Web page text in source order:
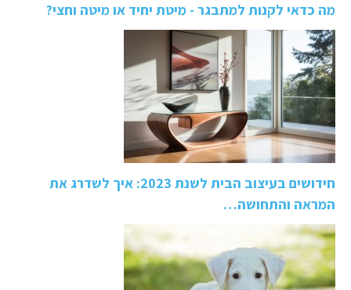
מה כדאי לקנות למתבגר - מיטת יחיד או מיטה וחצי?
חידושים בעיצוב הבית לשנת 2023: איך לשדרג את
המראה והתחושה…